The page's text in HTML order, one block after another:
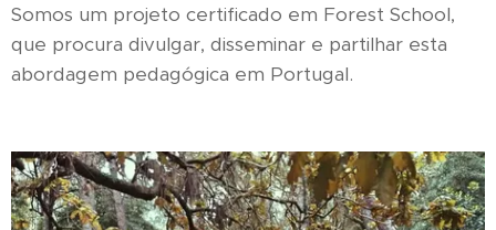
Somos um projeto certificado em Forest School,
que procura divulgar, disseminar e partilhar esta
abordagem pedagógica em Portugal.